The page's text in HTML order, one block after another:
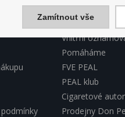
INFORMACE
Vnitřní
Pomáháme
FVE PEAL
PEAL klub
Cigaretové
Prodejny Don
Zamítnout vše